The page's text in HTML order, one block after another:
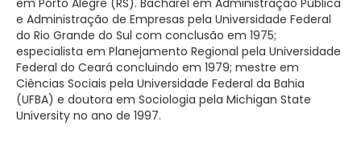
e Administração de Empresas pela Universidade Federal
do Rio Grande do Sul com conclusão em 1975;
especialista em Planejamento Regional pela Universidade
Federal do Ceará concluindo em 1979; mestre em
Ciências Sociais pela Universidade Federal da Bahia
(UFBA) e doutora em Sociologia pela Michigan State
University no ano de 1997.